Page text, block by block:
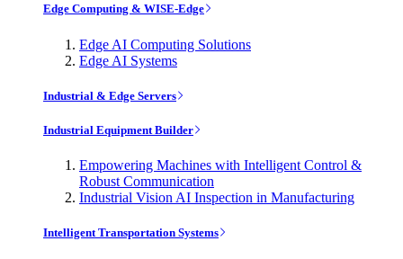
Edge Computing & WISE-Edge
Edge AI Computing Solutions
Edge AI Systems
Industrial & Edge Servers
Industrial Equipment Builder
Empowering Machines with Intelligent Control &
Robust Communication
Industrial Vision AI Inspection in Manufacturing
Intelligent Transportation Systems